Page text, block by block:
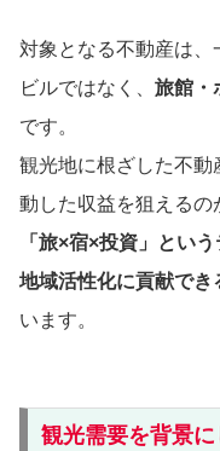
対象となる不動産は
ビルではなく、 旅館・
です。
観光地に根ざした不
動した収益を狙えるの
「旅×宿×投資」とい
地域活性化に貢献でき
います。
観光需要を背景